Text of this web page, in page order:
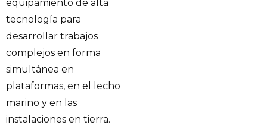
equipamiento de alta
tecnología para
desarrollar trabajos
complejos en forma
simultánea en
plataformas, en el lecho
marino y en las
instalaciones en tierra.